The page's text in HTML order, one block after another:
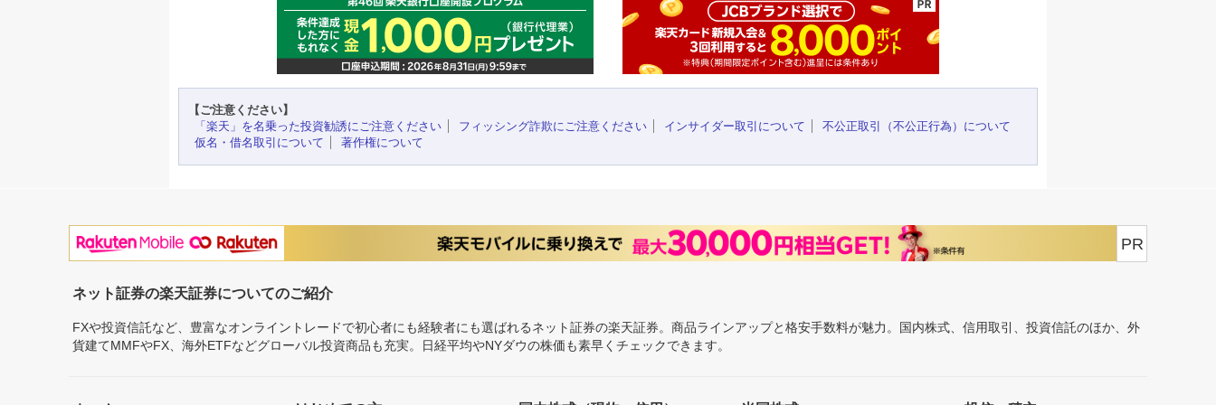
【ご注意ください】
「楽天」を名乗った投資勧誘にご注意ください
フィッシング詐欺にご注意ください インサイダー取引について
不公正取引（不公正行為）について
仮名・借名取引について
著作権について
PR
ネット証券の楽天証券についてのご紹介
FXや投資信託など、豊富なオンライントレードで初心者にも経験者にも選ばれるネット証券の楽天証券。商品ラインアップと格安手数料が魅力。国内株式、信用取引、投資信託のほか、外
貨建てMMFやFX、海外ETFなどグローバル投資商品も充実。日経平均やNYダウの株価も素早くチェックできます。